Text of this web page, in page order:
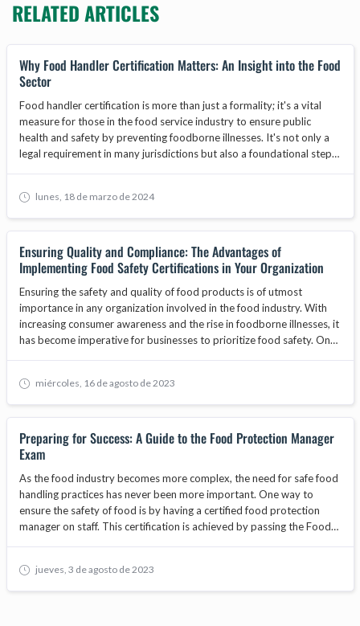
RELATED ARTICLES
Why Food Handler Certification Matters: An Insight into the Food
Sector
Food handler certification is more than just a formality; it's a vital
measure for those in the food service industry to ensure public
health and safety by preventing foodborne illnesses. It's not only a
legal requirement in many jurisdictions but also a foundational step
training becomes increasingly important, with core programs
focusing on food safety, hygiene, and best practices. This article will
explore why businesses must prioritize obtaining a food handlers
card for their staff, the benefits of food safety training, and how
adherence to standards set by bodies like the ANAB National
business growth.
lunes, 18 de marzo de 2024
Ensuring Quality and Compliance: The Advantages of
Implementing Food Safety Certifications in Your Organization
Ensuring the safety and quality of food products is of utmost
importance in any organization involved in the food industry. With
increasing consumer awareness and the rise in foodborne illnesses, it
has become imperative for businesses to prioritize food safety. One
organizations with a framework to establish and maintain effective
food safety management systems. In this article, we will explore the
advantages of implementing food safety certifications in your
organization and how they can contribute to overall quality and
compliance.
miércoles, 16 de agosto de 2023
Preparing for Success: A Guide to the Food Protection Manager
Exam
As the food industry becomes more complex, the need for safe food
handling practices has never been more important. One way to
ensure the safety of food is by having a certified food protection
manager on staff. This certification is achieved by passing the Food
jueves, 3 de agosto de 2023